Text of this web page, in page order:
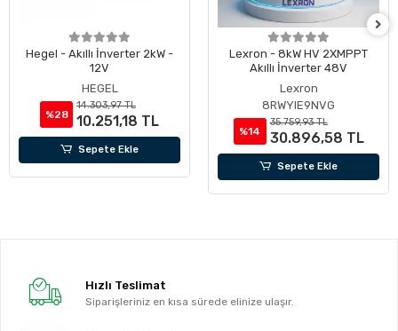
Hegel - Akıllı İnverter 2kW -
12V
HEGEL
%28
14.303,97 TL
10.251,18 TL
Sepete Ekle
Lexron - 8kW HV 2XMPPT
Akıllı İnverter 48V
Lexron
8RWYIE9NVG
%14
35.759,93 TL
30.896,58 TL
Sepete Ekle
Hızlı Teslimat
Siparişleriniz en kısa sürede elinize ulaşır.